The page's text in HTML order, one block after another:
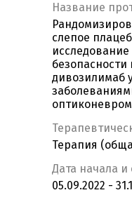
Название
слепое
безопасности
дивозилимаб
Терапия
Дата начала
05.09.2022 -